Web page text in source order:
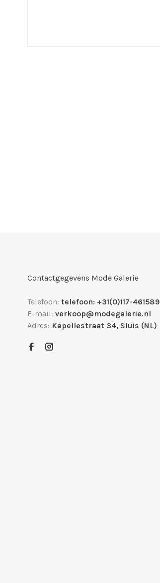
Contactgegevens Mode Galerie
Telefoon: telefoon: +31(0)117-461589
E-mail: verkoop@modegalerie.nl
Adres: Kapellestraat 34, Sluis (NL)